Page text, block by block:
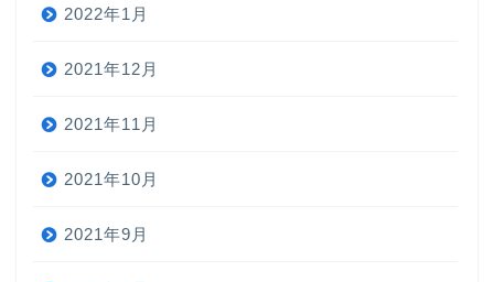
2022年1月
2021年12月
2021年11月
2021年10月
2021年9月